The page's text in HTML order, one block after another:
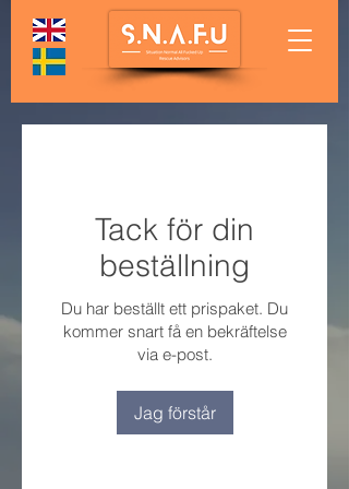
Tack för din
beställning
Du har beställt ett prispaket. Du
kommer snart få en bekräftelse
via e-post.
Jag förstår